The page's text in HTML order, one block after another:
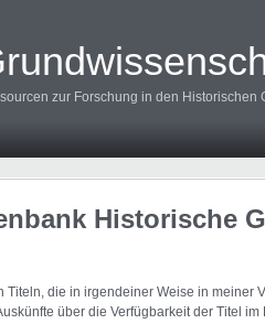
zur Forschung in den Historischen
Historische
Titeln, die in irgendeiner Weise in meiner
über die Verfügbarkeit der Titel